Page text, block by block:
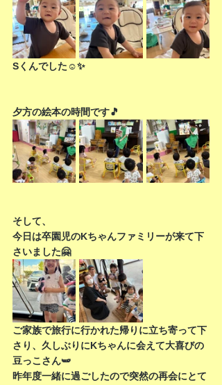
Sくんでした☺️✨
夕方の絵本の時間です🎵
そして、
今日は卒園児のKちゃんファミリーが来て下
さいました🤗
ご家族で旅行に行かれた帰りに立ち寄って下
さり、久しぶりにKちゃんに会えて大喜びの
豆っこさん🫛
昨年度一緒に過ごしたので突然の再会にとて